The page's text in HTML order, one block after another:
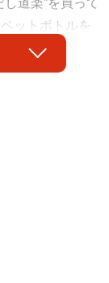
道楽”を買って
ットボトルを
わが家は常備
てくれた。